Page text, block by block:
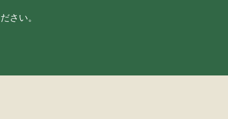
さい。